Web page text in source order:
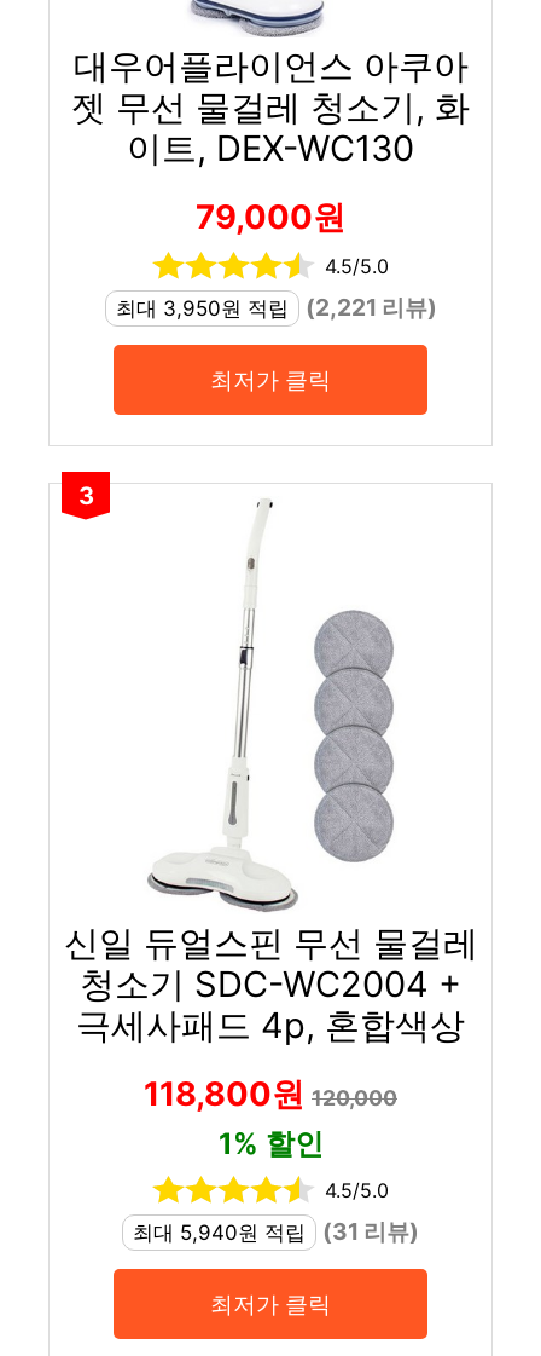
대우어플라이언스 아쿠아
젯 무선 물걸레 청소기, 화
이트, DEX-WC130
79,000원
4.5/5.0
최대 3,950원 적립
(2,221 리뷰)
최저가 클릭
3
신일 듀얼스핀 무선 물걸레
청소기 SDC-WC2004 +
극세사패드 4p, 혼합색상
118,800원 120,000
1% 할인
4.5/5.0
최대 5,940원 적립
(31 리뷰)
최저가 클릭